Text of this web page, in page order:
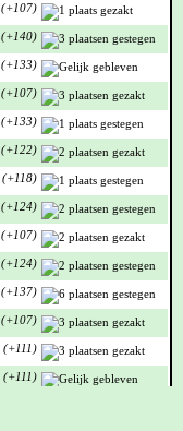
(+107)
(+140)
(+133)
(+107)
(+133)
(+122)
(+118)
(+124)
(+107)
(+124)
(+137)
(+107)
(+111)
(+111)